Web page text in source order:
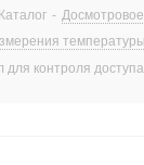
Каталог -
для контроля